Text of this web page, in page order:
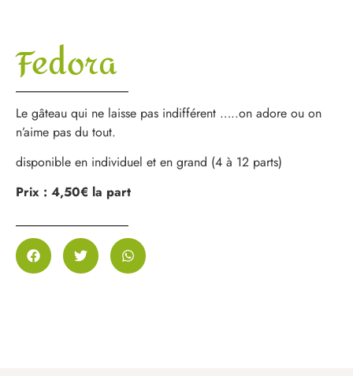
Fedora
Le gâteau qui ne laisse pas indifférent …..on adore ou on
n’aime pas du tout.
disponible en individuel et en grand (4 à 12 parts)
Prix : 4,50€ la part